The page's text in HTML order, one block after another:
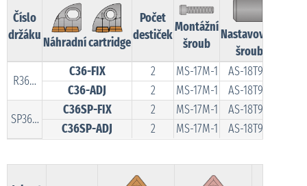
Číslo
držákuNáhradní cartridge
Počet
destiček
Montážní
šroub
Nastavovací
šroub
R36…
C36-FIX 2 MS-17M-1
AS-18T9-1
C36-ADJ
2 MS-17M-1
AS-18T9-1
SP36…
C36SP-FIX 2 MS-17M-1
AS-18T9-1
C36SP-ADJ
2 MS-17M-1 AS-18T9-1